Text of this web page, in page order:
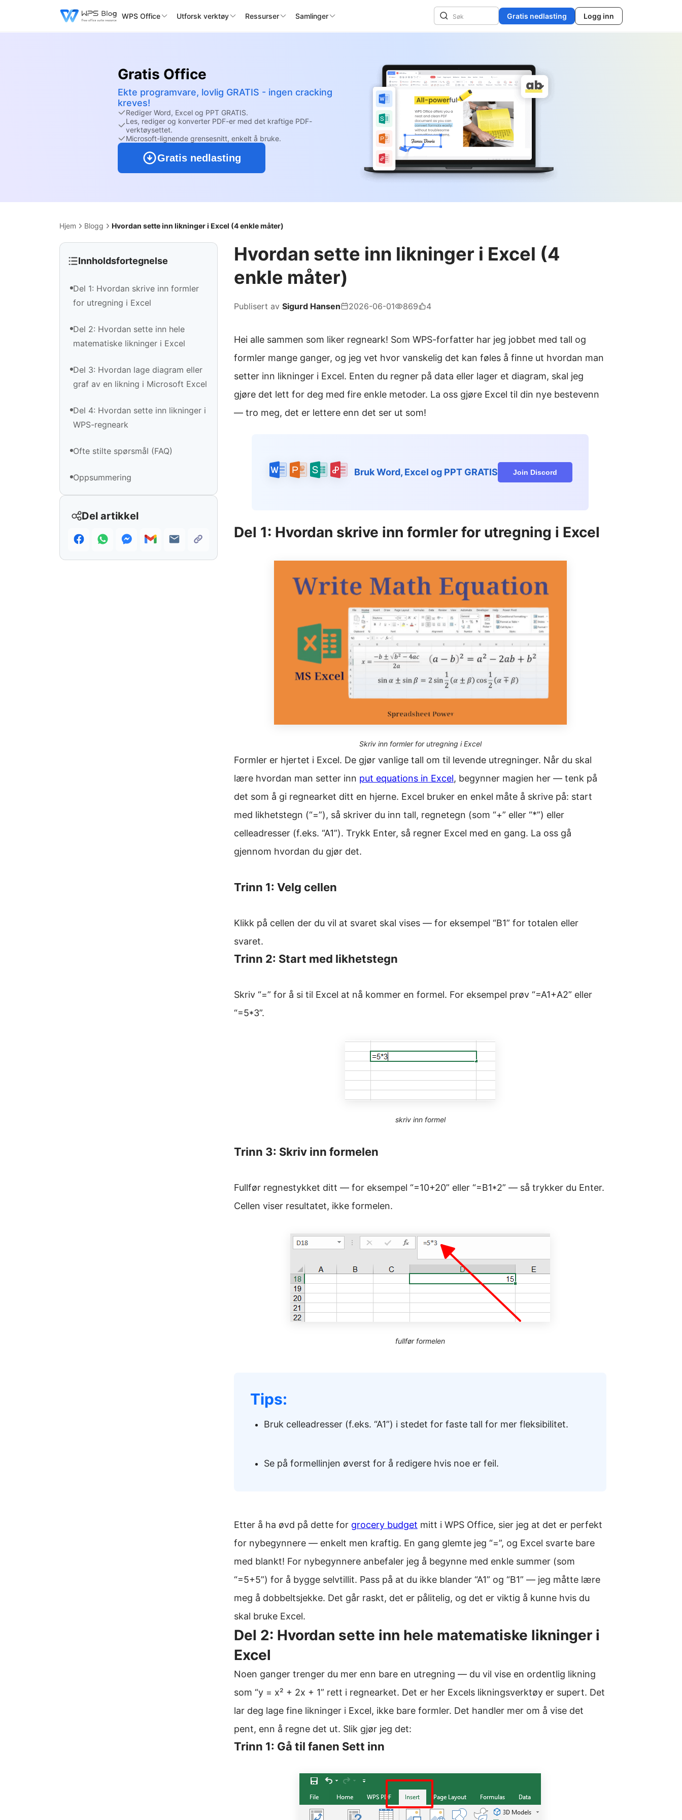
WPS Office Utforsk verktøy Ressurser Samlinger Gratis nedlasting Logg inn
Gratis Office
Ekte programvare, lovlig GRATIS - ingen cracking
kreves!
Rediger Word, Excel og PPT GRATIS.
Les, rediger og konverter PDF-er med det kraftige PDF-
verktøysettet.
Microsoft-lignende grensesnitt, enkelt å bruke.
Gratis nedlasting
Hjem Blogg Hvordan sette inn likninger i Excel (4 enkle måter)
Innholdsfortegnelse
Del 1: Hvordan skrive inn formler
for utregning i Excel
Del 2: Hvordan sette inn hele
matematiske likninger i Excel
Del 3: Hvordan lage diagram eller
graf av en likning i Microsoft Excel
Del 4: Hvordan sette inn likninger i
WPS-regneark
Ofte stilte spørsmål (FAQ)
Oppsummering
Del artikkel
Hvordan sette inn likninger i Excel (4
enkle måter)
Publisert av Sigurd Hansen 2026-06-01 869 4
Hei alle sammen som liker regneark! Som WPS-forfatter har jeg jobbet med tall og
formler mange ganger, og jeg vet hvor vanskelig det kan føles å finne ut hvordan man
setter inn likninger i Excel. Enten du regner på data eller lager et diagram, skal jeg
gjøre det lett for deg med fire enkle metoder. La oss gjøre Excel til din nye bestevenn
— tro meg, det er lettere enn det ser ut som!
Bruk Word, Excel og PPT GRATIS Join Discord
Del 1: Hvordan skrive inn formler for utregning i Excel
Skriv inn formler for utregning i Excel
Formler er hjertet i Excel. De gjør vanlige tall om til levende utregninger. Når du skal
lære hvordan man setter inn put equations in Excel, begynner magien her — tenk på
det som å gi regnearket ditt en hjerne. Excel bruker en enkel måte å skrive på: start
med likhetstegn (“=”), så skriver du inn tall, regnetegn (som “+” eller “*”) eller
celleadresser (f.eks. “A1”). Trykk Enter, så regner Excel med en gang. La oss gå
gjennom hvordan du gjør det.
Trinn 1: Velg cellen
Klikk på cellen der du vil at svaret skal vises — for eksempel “B1” for totalen eller
svaret.
Trinn 2: Start med likhetstegn
Skriv “=” for å si til Excel at nå kommer en formel. For eksempel prøv “=A1+A2” eller
“=5*3”.
skriv inn formel
Trinn 3: Skriv inn formelen
Fullfør regnestykket ditt — for eksempel “=10+20” eller “=B1*2” — så trykker du Enter.
Cellen viser resultatet, ikke formelen.
fullfør formelen
Tips:
Bruk celleadresser (f.eks. “A1”) i stedet for faste tall for mer fleksibilitet.
Se på formellinjen øverst for å redigere hvis noe er feil.
Etter å ha øvd på dette for grocery budget mitt i WPS Office, sier jeg at det er perfekt
for nybegynnere — enkelt men kraftig. En gang glemte jeg “=”, og Excel svarte bare
med blankt! For nybegynnere anbefaler jeg å begynne med enkle summer (som
“=5+5”) for å bygge selvtillit. Pass på at du ikke blander “A1” og “B1” — jeg måtte lære
meg å dobbeltsjekke. Det går raskt, det er pålitelig, og det er viktig å kunne hvis du
skal bruke Excel.
Del 2: Hvordan sette inn hele matematiske likninger i
Excel
Noen ganger trenger du mer enn bare en utregning — du vil vise en ordentlig likning
som “y = x² + 2x + 1” rett i regnearket. Det er her Excels likningsverktøy er supert. Det
lar deg lage fine likninger i Excel, ikke bare formler. Det handler mer om å vise det
pent, enn å regne det ut. Slik gjør jeg det:
Trinn 1: Gå til fanen Sett inn